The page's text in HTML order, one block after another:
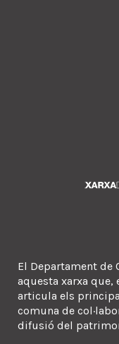
El Departament de
aquesta xarxa que,
articula els
comuna de
difusió del